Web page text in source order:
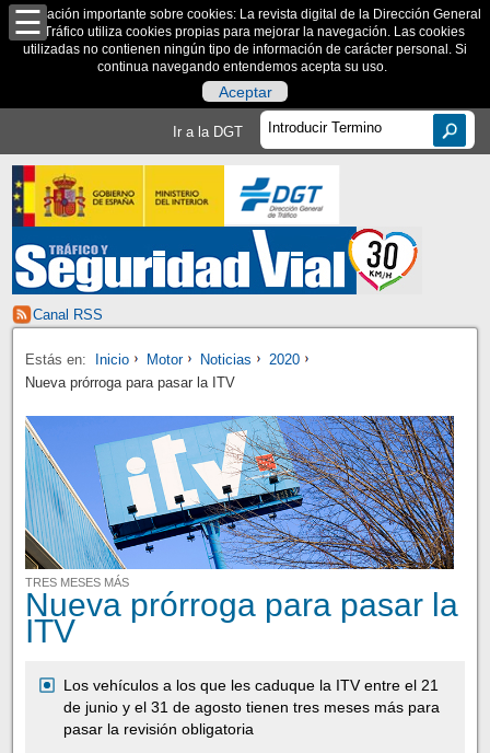
Información importante sobre cookies: La revista digital de la Dirección General
de Tráfico utiliza cookies propias para mejorar la navegación. Las cookies
utilizadas no contienen ningún tipo de información de carácter personal. Si
continua navegando entendemos acepta su uso.
Aceptar
Ir a la DGT
Canal RSS
Estás en: Inicio Motor Noticias
2020
Nueva prórroga para pasar la ITV
TRES MESES MÁS
Nueva prórroga para pasar la
ITV
Los vehículos a los que les caduque la ITV entre el 21
de junio y el 31 de agosto tienen tres meses más para
pasar la revisión obligatoria